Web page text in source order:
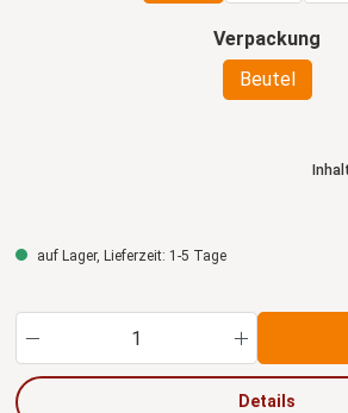
Verpackung
Beutel
auf Lager, Lieferzeit: 1-5 Tage
Produkt Anzahl: Gib den
Details